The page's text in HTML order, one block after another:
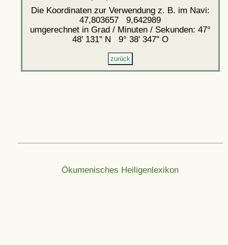
Die Koordinaten zur Verwendung z. B. im Navi:
47,803657 9,642989
umgerechnet in Grad / Minuten / Sekunden: 47°
48' 131'' N 9° 38' 347'' O
Ökumenisches Heiligenlexikon